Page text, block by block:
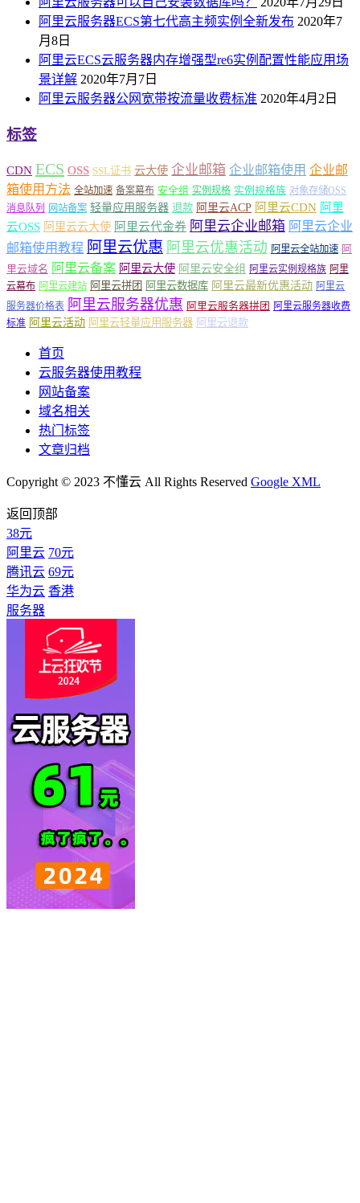
阿里云服务器ECS第七代高主频实例全新发布 2020年7
月8日
阿里云ECS云服务器内存增强型re6实例配置性能应用场
景详解 2020年7月7日
阿里云服务器公网宽带按流量收费标准 2020年4月2日
标签
CDN ECS OSS SSL证书 云大使 企业邮箱 企业邮箱使用 企业邮
箱使用方法 全站加速 备案幕布 安全组 实例规格 实例规格族 对象存储OSS
消息队列
网站备案 轻量应用服务器 退款 阿里云ACP 阿里云CDN 阿里
云OSS 阿里云云大使 阿里云代金券 阿里云企业邮箱 阿里云企业
邮箱使用教程 阿里云优惠 阿里云优惠活动 阿里云全站加速 阿
里云域名 阿里云备案 阿里云大使 阿里云安全组 阿里云实例规格族 阿里
云幕布 阿里云建站 阿里云拼团 阿里云数据库 阿里云最新优惠活动 阿里云
服务器价格表 阿里云服务器优惠 阿里云服务器拼团 阿里云服务器收费
标准 阿里云活动 阿里云轻量应用服务器 阿里云退款
首页
云服务器使用教程
网站备案
域名相关
热门标签
文章归档
Copyright © 2023 不懂云 All Rights Reserved Google XML
返回顶部
38元
阿里云 70元
腾讯云 69元
华为云 香港
服务器